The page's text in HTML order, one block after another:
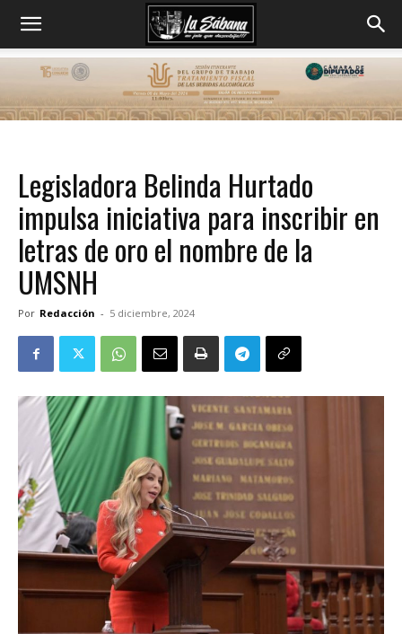
Legisladora Belinda Hurtado
impulsa iniciativa para inscribir en
letras de oro el nombre de la
UMSNH
Por Redacción - 5 diciembre, 2024